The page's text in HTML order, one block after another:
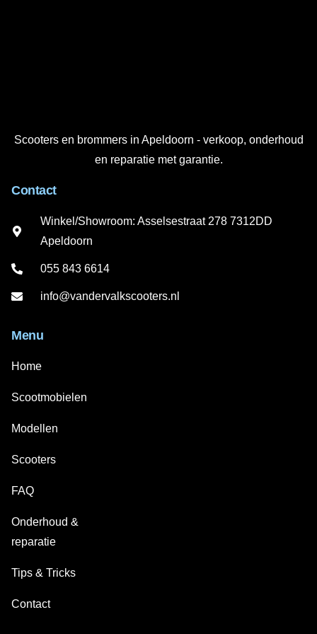
Scooters en brommers in Apeldoorn - verkoop, onderhoud
en reparatie met garantie.
Contact
Winkel/Showroom: Asselsestraat 278 7312DD
Apeldoorn
055 843 6614
info@vandervalkscooters.nl
Menu
Home
Scootmobielen
Modellen
Scooters
FAQ
Onderhoud &
reparatie
Tips & Tricks
Contact